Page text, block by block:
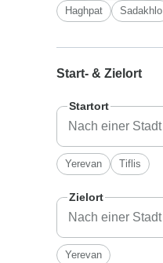
Haghpat
Sadakhlo
Start- & Zielort
Startort
Yerevan Tiflis
Zielort
Yerevan